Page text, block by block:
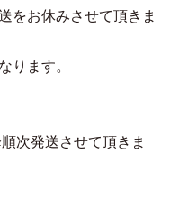
をお休みさせて頂きま
ります。
次発送させて頂きま